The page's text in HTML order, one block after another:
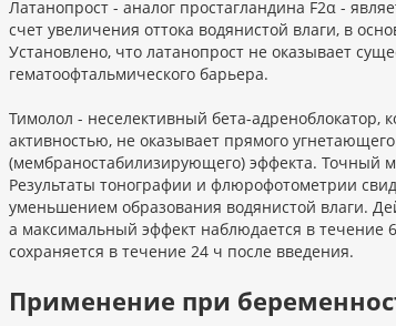
Латанопрост - аналог простагландина F2α -
счет увеличения оттока водянистой влаги, в
Установлено, что латанопрост не оказывает
гематоофтальмического барьера.
Тимолол - неселективный бета-
активностью, не оказывает прямого
(мембраностабилизирующего) эффекта. Точный
Результаты тонографии и флюрофотометрии
уменьшением образования водянистой влаги.
а максимальный эффект наблюдается в
сохраняется в течение 24 ч после введения.
Применение при